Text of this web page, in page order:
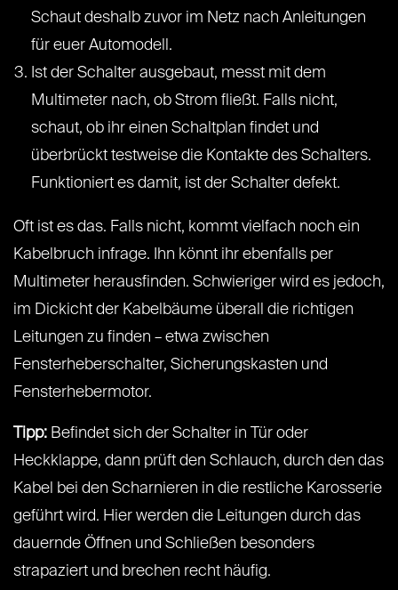
Schaut deshalb zuvor im Netz nach Anleitungen
für euer Automodell.
Ist der Schalter ausgebaut, messt mit dem
Multimeter nach, ob Strom fließt. Falls nicht,
schaut, ob ihr einen Schaltplan findet und
überbrückt testweise die Kontakte des Schalters.
Funktioniert es damit, ist der Schalter defekt.
Oft ist es das. Falls nicht, kommt vielfach noch ein
Kabelbruch infrage. Ihn könnt ihr ebenfalls per
Multimeter herausfinden. Schwieriger wird es jedoch,
im Dickicht der Kabelbäume überall die richtigen
Leitungen zu finden – etwa zwischen
Fensterheberschalter, Sicherungskasten und
Fensterhebermotor.
Tipp: Befindet sich der Schalter in Tür oder
Heckklappe, dann prüft den Schlauch, durch den das
Kabel bei den Scharnieren in die restliche Karosserie
geführt wird. Hier werden die Leitungen durch das
dauernde Öffnen und Schließen besonders
strapaziert und brechen recht häufig.